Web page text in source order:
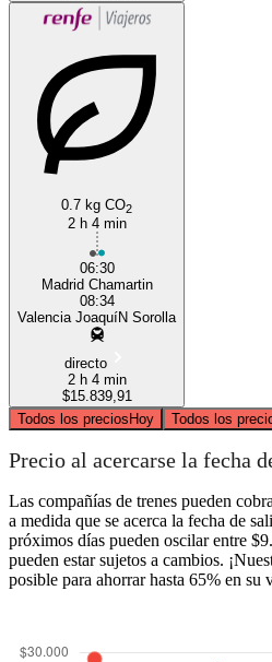
0.7 kg CO2
2 h 4 min
06:30
Madrid Chamartin
08:34
Valencia JoaquíN Sorolla
directo
2 h 4 min
$15.839,91
Todos los preciosHoy Todos los
Precio al acercarse la fecha
Las compañías de trenes pueden
a medida que se acerca la fecha de
próximos días pueden oscilar entre
pueden estar sujetos a cambios.
posible para ahorrar hasta 65% en su